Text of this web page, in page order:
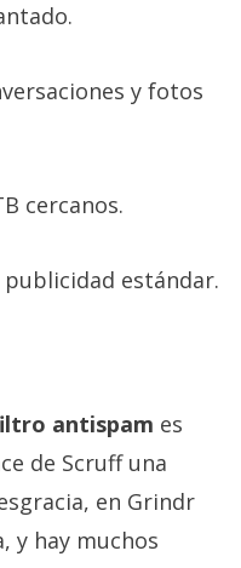
y fotos
cercanos.
publicidad estándar.
antispam es
de Scruff una
en Grindr
y hay muchos